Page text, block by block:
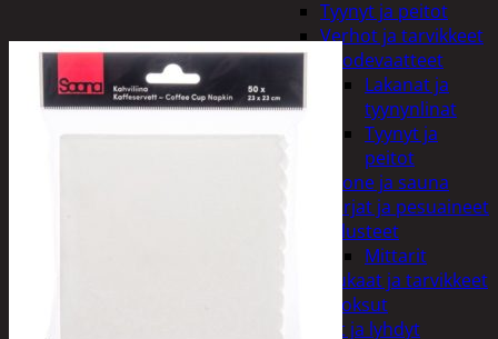
Tyynyt ja peitot
Verhot ja tarvikkeet
Vuodevaatteet
Lakanat ja
tyynynlinat
Tyynyt ja
peitot
Kylpyhuone ja sauna
Harjat ja pesuaineet
Kalusteet
Mittarit
Kiukaat ja tarvikkeet
Tuoksut
Kynttilät ja lyhdyt